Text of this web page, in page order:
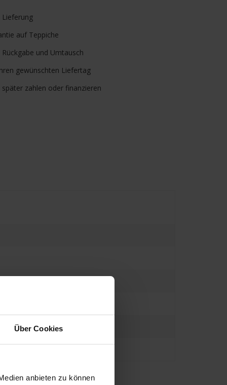
Über Cookies
anbieten zu können
Lieferung
auf Teppiche
Rückgabe und Umtausch
gewünschten Liefertag
zahlen oder finanzieren